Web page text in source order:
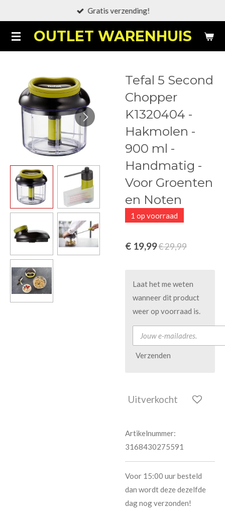
naar
de
OUTLET WARENHUIS
Gratis verzending!
Tefal 5 Second
Chopper
K1320404 -
Hakmolen -
900 ml -
Handmatig -
Voor Groenten
en Noten
1 op voorraad
€ 19,99€ 29,99
Laat het me weten
wanneer dit product
weer op voorraad is.
Verzenden
Uitverkocht
Artikelnummer:
3168430275591
Voor 15:00 uur besteld
dan wordt deze dezelfde
dag nog verzonden!